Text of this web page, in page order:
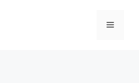
Menu